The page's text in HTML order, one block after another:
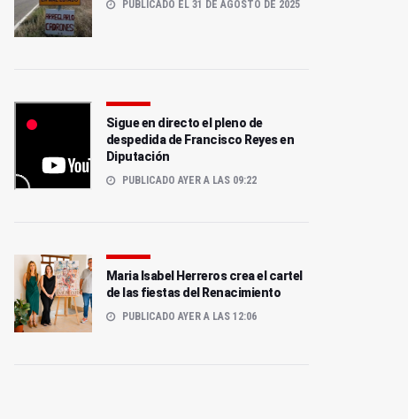
PUBLICADO EL 31 DE AGOSTO DE 2025
Sigue en directo el pleno de
despedida de Francisco Reyes en
Diputación
PUBLICADO AYER A LAS 09:22
Maria Isabel Herreros crea el cartel
de las fiestas del Renacimiento
PUBLICADO AYER A LAS 12:06